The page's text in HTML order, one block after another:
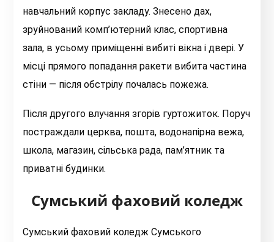
навчальний корпус закладу. Знесено дах,
зруйнований комп’ютерний клас, спортивна
зала, в усьому приміщенні вибиті вікна і двері. У
місці прямого попадання ракети вибита частина
стіни — після обстрілу почалась пожежа.
Після другого влучання згорів гуртожиток. Поруч
постраждали церква, пошта, водонапірна вежа,
школа, магазин, сільська рада, пам’ятник та
приватні будинки.
Сумський фаховий коледж
Сумський фаховий коледж Сумського